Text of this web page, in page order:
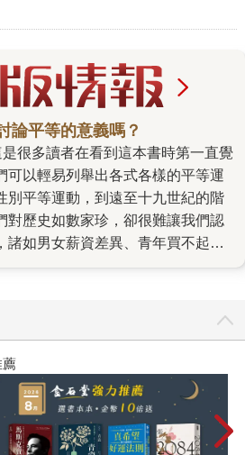
論平等的意義嗎？
可以輕易列舉出各式各樣的平等運
別平等運動，到遠至十九世紀的階
對歷史如數家珍，卻很難讓我們認
諸如男女薪資差異、青年買不起房
平等的反思》中，長年研究經濟不
出，或許我們應該將視角轉過來
法否認一百年以前的台灣，處在一
是日本殖民政府、女性還得出嫁從
」、階級差異難以透過教育翻轉。
，我們將驚訝的發現，短短一百
，都經歷了人口爆炸、平均購買力
銷榜